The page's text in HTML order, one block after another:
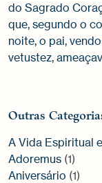
do Sagrado
que, segundo o
noite, o pai,
vetustez,
Outras
A Vida Espiritual
Adoremus (1)
Aniversário (1)